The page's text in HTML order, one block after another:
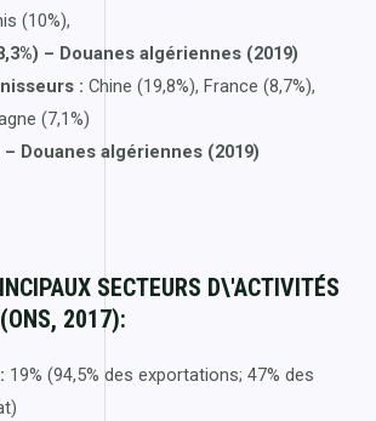
(10%),
– Douanes algériennes (2019)
: Chine (19,8%), France (8,7%),
(7,1%)
– Douanes algériennes (2019)
SECTEURS D\'ACTIVITÉS
2017):
19% (94,5% des exportations; 47% des